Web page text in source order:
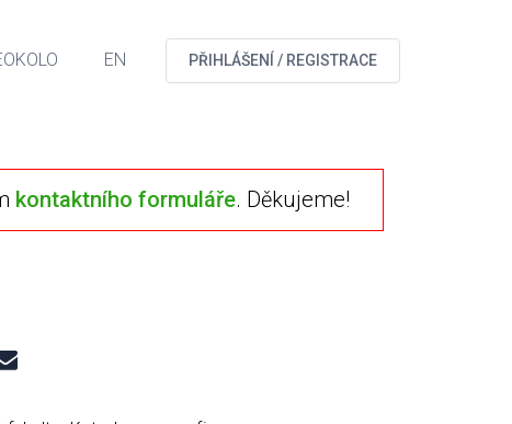
EN PŘIHLÁŠENÍ / REGISTRACE
kontaktního formuláře. Děkujeme!